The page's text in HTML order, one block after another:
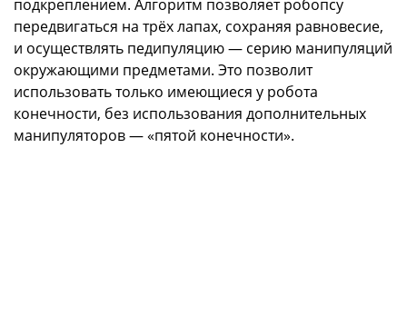
подкреплением. Алгоритм позволяет робопсу
передвигаться на трёх лапах, сохраняя равновесие,
и осуществлять педипуляцию — серию манипуляций
окружающими предметами. Это позволит
использовать только имеющиеся у робота
конечности, без использования дополнительных
манипуляторов — «пятой конечности».